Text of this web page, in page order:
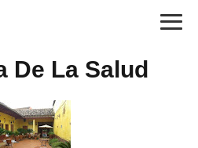
De La Salud